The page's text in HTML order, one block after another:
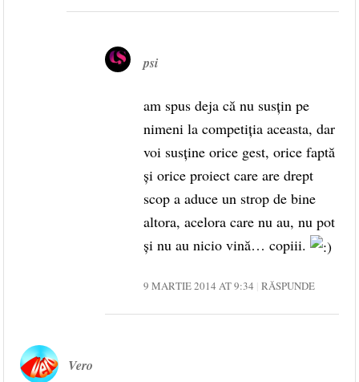
psi
am spus deja că nu susţin pe
nimeni la competiţia aceasta, dar
voi susţine orice gest, orice faptă
şi orice proiect care are drept
scop a aduce un strop de bine
altora, acelora care nu au, nu pot
şi nu au nicio vină… copiii.
9 MARTIE 2014 AT 9:34 RĂSPUNDE
Vero